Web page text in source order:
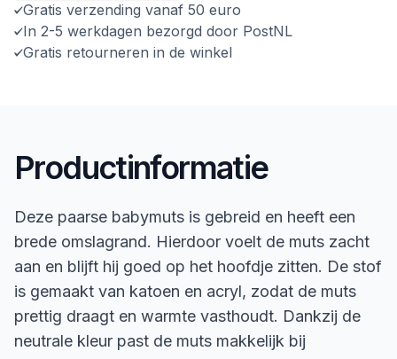
Gratis verzending vanaf 50 euro
In 2-5 werkdagen bezorgd door PostNL
Gratis retourneren in de winkel
Productinformatie
Deze paarse babymuts is gebreid en heeft een
brede omslagrand. Hierdoor voelt de muts zacht
aan en blijft hij goed op het hoofdje zitten. De stof
is gemaakt van katoen en acryl, zodat de muts
prettig draagt en warmte vasthoudt. Dankzij de
neutrale kleur past de muts makkelijk bij